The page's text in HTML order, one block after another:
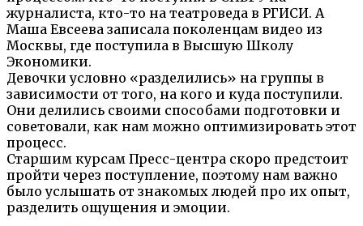
журналиста, кто-то на театроведа в РГИСИ. А
Маша Евсеева записала поколенцам видео из
Москвы, где поступила в Высшую Школу
Экономики.
Девочки условно «разделились» на группы в
зависимости от того, на кого и куда поступили.
Они делились своими способами подготовки и
советовали, как нам можно оптимизировать этот
процесс.
Старшим курсам Пресс-центра скоро предстоит
пройти через поступление, поэтому нам важно
было услышать от знакомых людей про их опыт,
разделить ощущения и эмоции.